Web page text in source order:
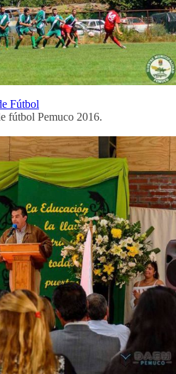
Fútbol
fútbol Pemuco 2016.